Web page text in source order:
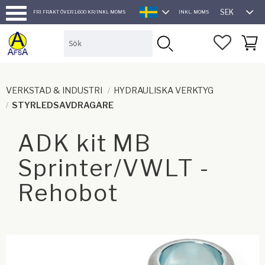
Meny
FRI FRAKT ÖVER 1.600 KR/INKL MOMS
SVENSKA
INKL. MOMS SEK
VERKSTAD & INDUSTRI
HYDRAULISKA VERKTYG
STYRLEDSAVDRAGARE
ADK kit MB
Sprinter/VWLT -
Rehobot